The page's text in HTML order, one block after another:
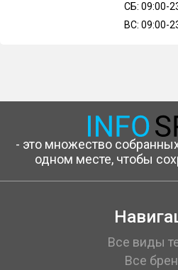
СБ: 09:00-
ВС: 09:00-
- это множество
одном месте, чтобы
Все виды
Все